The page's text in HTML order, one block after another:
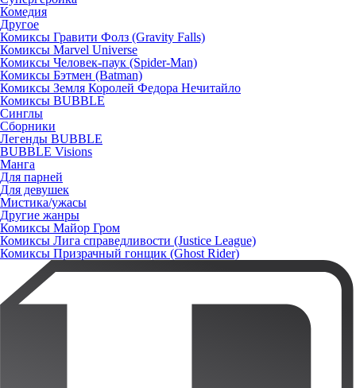
Комедия
Другое
Комиксы Гравити Фолз (Gravity Falls)
Комиксы Marvel Universe
Комиксы Человек-паук (Spider-Man)
Комиксы Бэтмен (Batman)
Комиксы Земля Королей Федора Нечитайло
Комиксы BUBBLE
Синглы
Сборники
Легенды BUBBLE
BUBBLE Visions
Манга
Для парней
Для девушек
Мистика/ужасы
Другие жанры
Комиксы Майор Гром
Комиксы Лига справедливости (Justice League)
Комиксы Призрачный гонщик (Ghost Rider)